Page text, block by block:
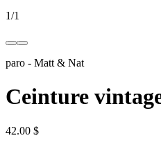
1/1
paro - Matt & Nat
Ceinture
42.00 $